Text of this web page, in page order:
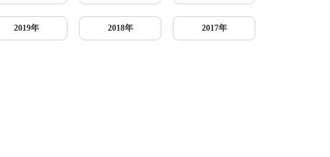
2019年 2018年 2017年